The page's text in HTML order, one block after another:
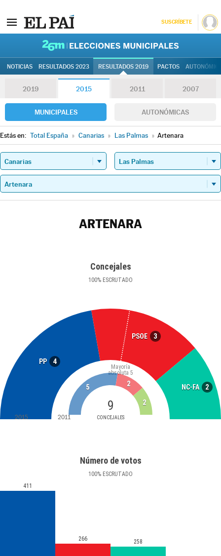
SUSCRÍBETE
NOTICIAS RESULTADOS 2023 RESULTADOS 2019 PACTOS
2019 2015 2011 2007
MUNICIPALES AUTONÓMICAS
Estás en: Total España » Canarias » Las Palmas » Artenara
ARTENARA
Concejales
100% ESCRUTADO
PP 4
PSOE 3
NC-FA 2
9
CONCEJALES
Mayoría
absoluta 5
5 2
2
2015 2011
Número de votos
100% ESCRUTADO
411
266 258